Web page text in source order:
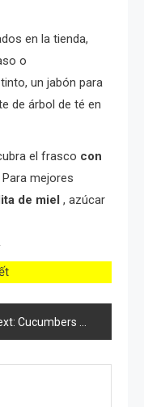
en la tienda,
o
un jabón para
de árbol de té en
el frasco con
mejores
de miel , azúcar
Cucumbers will instantly grow and bear fruit in bunches. You will collect cucumbers in buckets